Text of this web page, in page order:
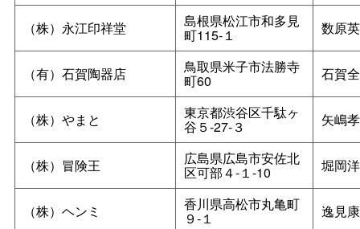
（株）永江印祥堂 島根県松江市和多見
町115‐１ 数原
（有）石賀陶器店 鳥取県米子市法勝寺
町60 石賀
（株）やまと 東京都渋谷区千駄ヶ
谷５‐27‐３ 矢嶋
（株）冒険王 広島県広島市安佐北
区可部４‐１‐10 堀岡
（株）ヘンミ 香川県高松市丸亀町
９‐１ 逸見